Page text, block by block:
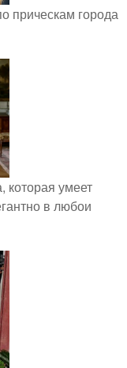
прическам города
которая умеет
в любои